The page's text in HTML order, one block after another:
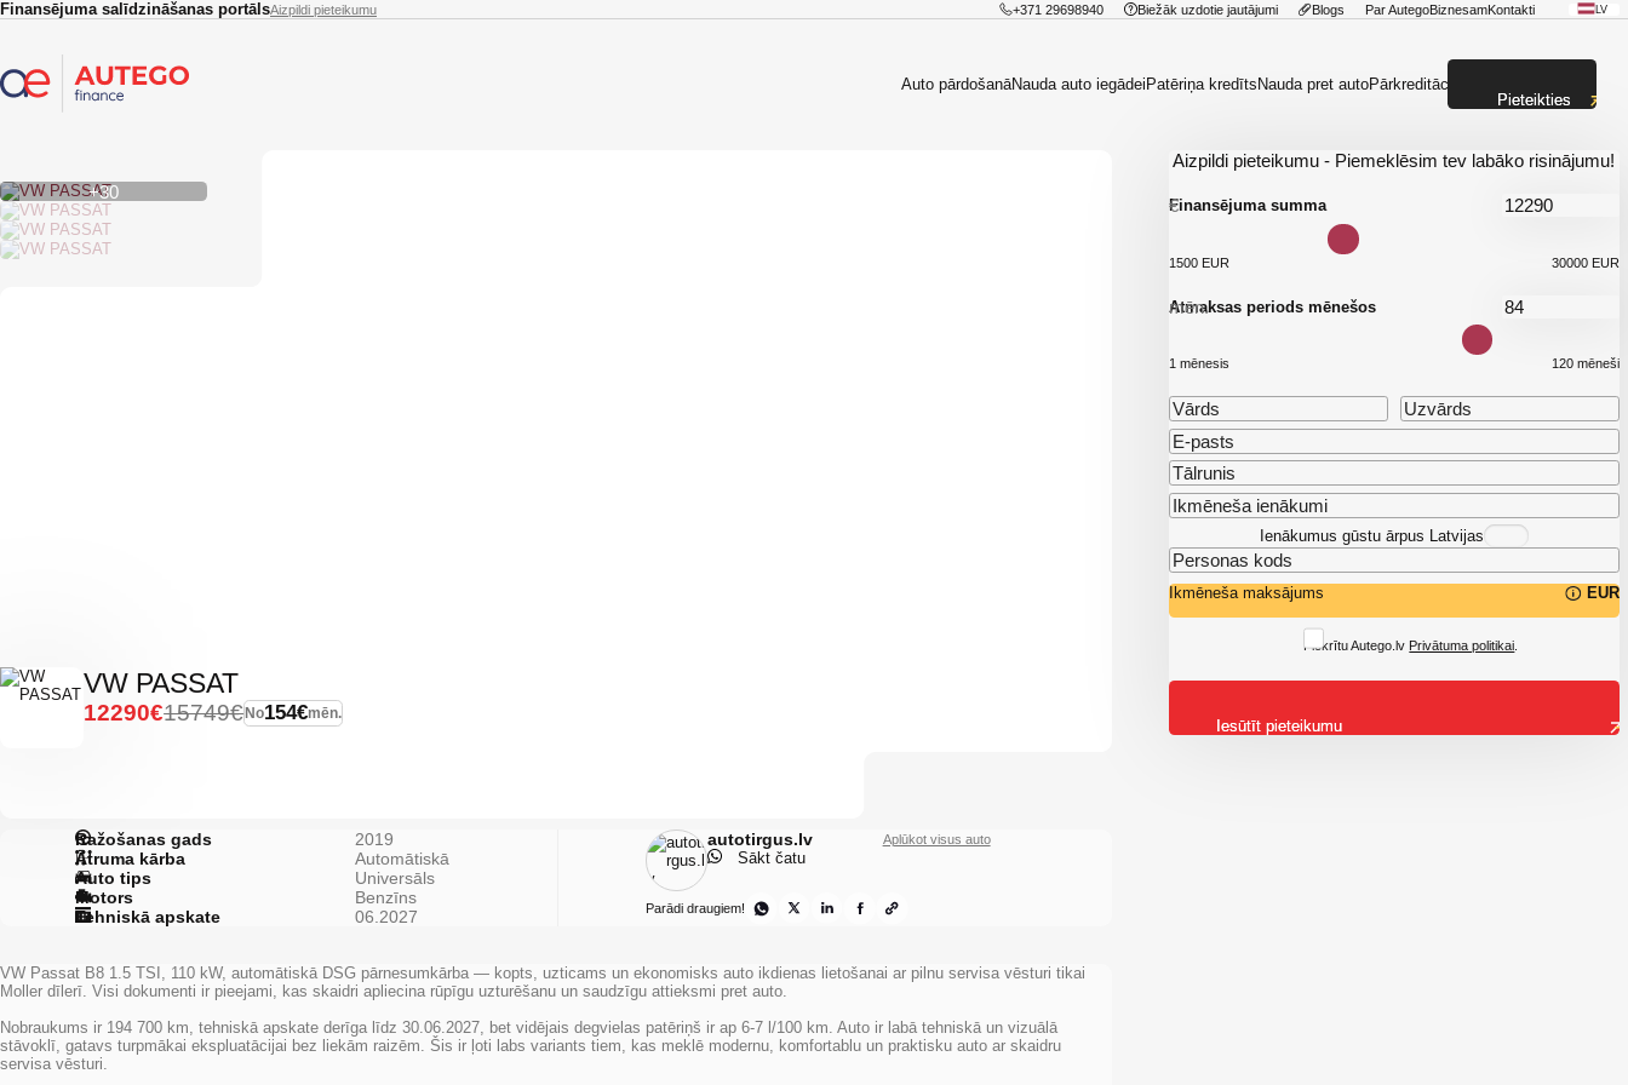
Skip to main content
Finansējuma salīdzināšanas portālsAizpildi pieteikumu +371 29698940 Biežāk uzdotie jautājumi Blogs Par AutegoBiznesamKontakti LV
Auto pārdošanāNauda auto iegādeiPatēriņa kredītsNauda pret autoPārkreditācija
+30
VW PASSAT
No154€mēn.
15749€
12290€
Ražošanas gads
2019
Ātruma kārba
Automātiskā
Auto tips
Universāls
Motors
Benzīns
Tehniskā apskate
06.2027
autotirgus.lv
Sākt čatu
Aplūkot visus auto
Parādi draugiem!
VW Passat B8 1.5 TSI, 110 kW, automātiskā DSG pārnesumkārba — kopts, uzticams un ekonomisks auto ikdienas lietošanai ar pilnu servisa vēsturi tikai
Moller dīlerī. Visi dokumenti ir pieejami, kas skaidri apliecina rūpīgu uzturēšanu un saudzīgu attieksmi pret auto.
Nobraukums ir 194 700 km , tehniskā apskate derīga līdz 30.06.2027 , bet vidējais degvielas patēriņš ir ap 6-7 l/100 km . Auto ir labā tehniskā un vizuālā
stāvoklī, gatavs turpmākai ekspluatācijai bez liekām raizēm. Šis ir ļoti labs variants tiem, kas meklē modernu, komfortablu un praktisku auto ar skaidru
servisa vēsturi.
Aizpildi pieteikumu - Piemeklēsim tev labāko risinājumu!
Finansējuma summa
€
1500 EUR 30000 EUR
Atmaksas periods mēnešos
mēn.
1 mēnesis 120 mēneši
Ienākumus gūstu ārpus Latvijas
Ikmēneša maksājums EUR
Piekrītu Autego.lv Privātuma politikai